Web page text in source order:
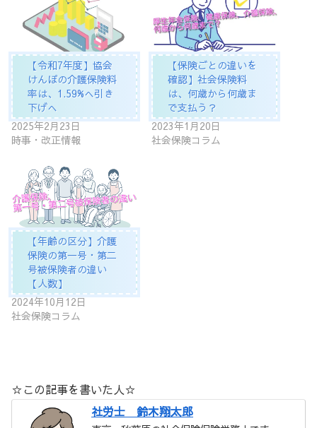
【令和7年度】協会
けんぽの介護保険料
率は、1.59%へ引き
下げへ
2025年2月23日
時事・改正情報
【保険ごとの違いを
確認】社会保険料
は、何歳から何歳ま
で支払う？
2023年1月20日
社会保険コラム
【年齢の区分】介護
保険の第一号・第二
号被保険者の違い
【人数】
2024年10月12日
社会保険コラム
☆この記事を書いた人☆
社労士 鈴木翔太郎